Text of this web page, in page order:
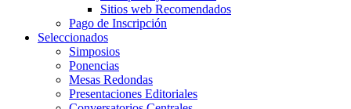
Sitios web Recomendados
Pago de Inscripción
Seleccionados
Simposios
Ponencias
Mesas Redondas
Presentaciones Editoriales